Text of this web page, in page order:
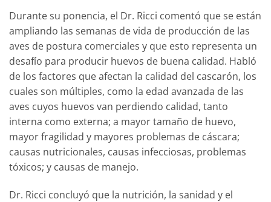
Durante su ponencia, el Dr. Ricci comentó que se están
ampliando las semanas de vida de producción de las
aves de postura comerciales y que esto representa un
desafío para producir huevos de buena calidad. Habló
de los factores que afectan la calidad del cascarón, los
cuales son múltiples, como la edad avanzada de las
aves cuyos huevos van perdiendo calidad, tanto
interna como externa; a mayor tamaño de huevo,
mayor fragilidad y mayores problemas de cáscara;
causas nutricionales, causas infecciosas, problemas
tóxicos; y causas de manejo.
Dr. Ricci concluyó que la nutrición, la sanidad y el